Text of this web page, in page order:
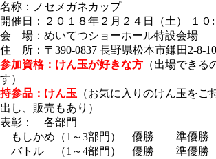
名称：ノセメガネカップ
開催日：２０１８年２月２４日（土） １０
会 場：めいてつショーホール特設会場
住 所：〒390-0837 長野県松本市鎌田2-8-10
参加資格：けん玉が好きな方 （出場できる
す）
持参品：けん玉 （お気に入りのけん玉をご
出し、販売もあり）
表彰： 各部門
もしかめ（1～3部門） 優勝 準優
バトル （1～4部門） 優勝 準優